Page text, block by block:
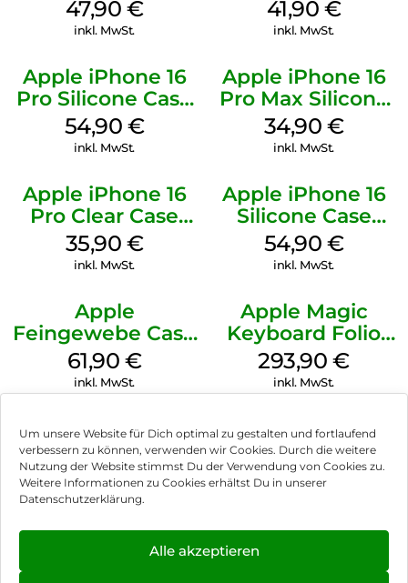
Um unsere Website für Dich optimal zu gestalten und fortlaufend
verbessern zu können, verwenden wir Cookies. Durch die weitere
Nutzung der Website stimmst Du der Verwendung von Cookies zu.
Weitere Informationen zu Cookies erhältst Du in unserer
Datenschutzerklärung.
Alle akzeptieren
47,90 €
inkl. MwSt.
Gray
41,90 €
inkl. MwSt.
Apple iPhone 16
Pro Silicone Case
MagSafe Black
54,90 €
inkl. MwSt.
Apple iPhone 16
Pro Max Silicone
Case MagSafe
Denim
34,90 €
inkl. MwSt.
Apple iPhone 16
Pro Clear Case
MagSafe
Transparent
35,90 €
inkl. MwSt.
Apple iPhone 16
Silicone Case
MagSafe Black
54,90 €
inkl. MwSt.
Apple
Feingewebe Case
iPhone 15 Pro
MagSafe Schwarz
61,90 €
inkl. MwSt.
Apple Magic
Keyboard Folio
iPad 10.9″ (10.Gen.)
Weiß
293,90€
inkl. MwSt.
Impressum